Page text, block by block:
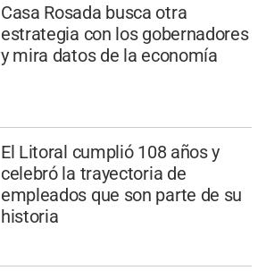
Casa Rosada busca otra
estrategia con los gobernadores
y mira datos de la economía
El Litoral cumplió 108 años y
celebró la trayectoria de
empleados que son parte de su
historia